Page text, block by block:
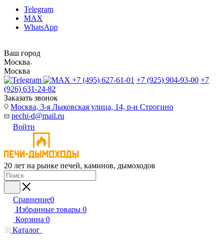
Telegram
MAX
WhatsApp
Ваш город
Москва
Москва
+7 (495) 627-61-01 +7 (925) 904-93-00 +7
(926) 631-24-82
Заказать звонок
Москва, 3-я Лыковская улица, 14, р-н Строгино
pechi-d@mail.ru
Войти
20 лет на рынке печей, каминов, дымоходов
Сравнение0
Избранные товары 0
Корзина 0
Каталог